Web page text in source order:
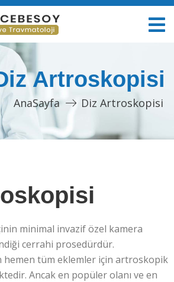
Artroskopisi
AnaSayfa Diz Artroskopisi
minimal invazif özel kamera
cerrahi prosedürdür.
hemen tüm eklemler için artroskopik
Ancak en popüler olanı ve en